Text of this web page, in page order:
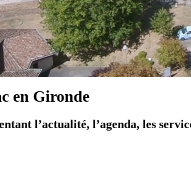
en Gironde
l’actualité, l’agenda, les